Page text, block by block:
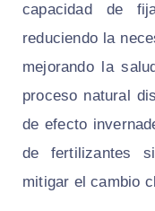
capacidad de
reduciendo la
mejorando la
proceso natural
de efecto
de fertilizantes
mitigar el cambio